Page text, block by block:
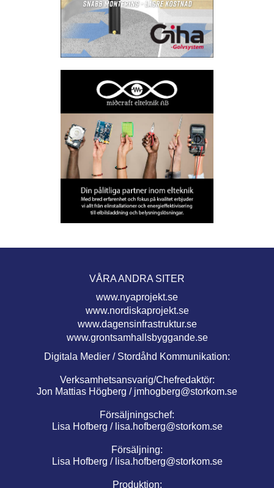
VÅRA ANDRA SITER
www.nyaprojekt.se
www.nordiskaprojekt.se
www.dagensinfrastruktur.se
www.grontsamhallsbyggande.se
Digitala Medier / Stordåhd Kommunikation:
Verksamhetsansvarig/Chefredaktör:
Jon Mattias Högberg / jmhogberg@storkom.se
Försäljningschef:
Lisa Hofberg / lisa.hofberg@storkom.se
Försäljning:
Lisa Hofberg / lisa.hofberg@storkom.se
Produktion: